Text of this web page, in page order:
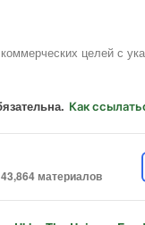
целей с
Как
материалов